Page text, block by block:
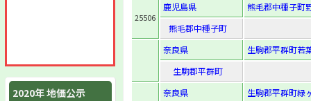
2020年 地価公示
25506
鹿児島県
熊毛郡中種子町
熊毛郡中種子町
奈良県
生駒郡平群町若
生駒郡平群町
奈良県
生駒郡平群町緑